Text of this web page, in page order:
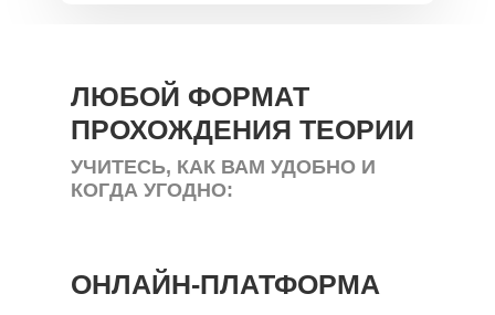
ЛЮБОЙ ФОРМАТ
ПРОХОЖДЕНИЯ ТЕОРИИ
УЧИТЕСЬ, КАК ВАМ УДОБНО И
КОГДА УГОДНО:
ОНЛАЙН-ПЛАТФОРМА